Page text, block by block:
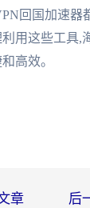
回国加速器
用这些工具,
高效。
章 后